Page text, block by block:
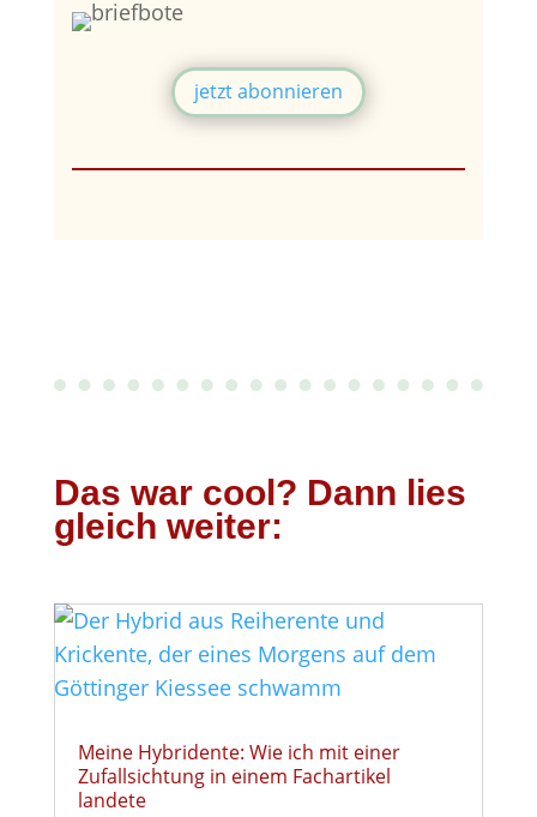
jetzt abonnieren
Das war cool? Dann lies
gleich weiter:
Meine Hybridente: Wie ich mit einer
Zufallsichtung in einem Fachartikel
landete